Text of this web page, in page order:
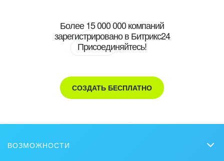
Более 15 000 000 компаний
зарегистрировано в Битрикс24
Присоединяйтесь!
СОЗДАТЬ БЕСПЛАТНО
ВОЗМОЖНОСТИ